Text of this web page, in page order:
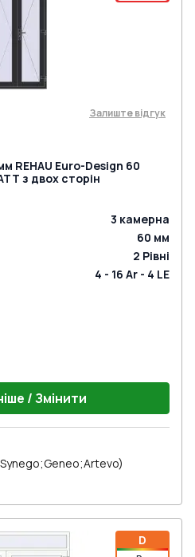
Залиште відгук
REHAU Euro-Design 60
з двох сторін
3 камерна
60 мм
2 Рівні
4 - 16 Ar - 4 LE
/ Змінити
D